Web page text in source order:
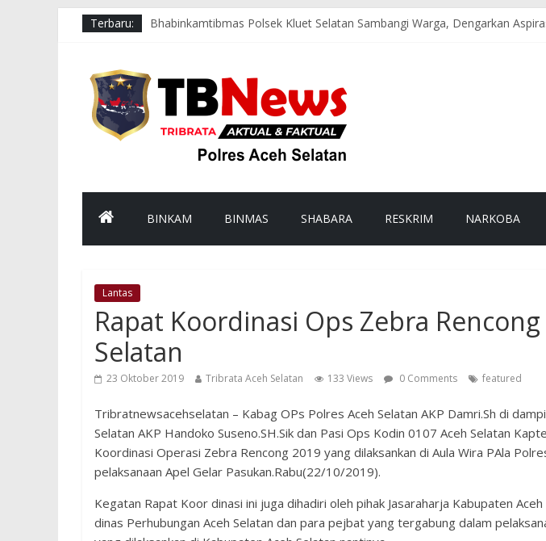
Terbaru:
Bhabinkamtibmas Polsek Kluet Selatan Sambangi Warga, Dengarkan
Respons Cepat Polsek Sawang Bersama TNI, Damkar, dan PLN Evakuasi
Aksi Cepat Polres Aceh Selatan Evakuasi Pohon Tumbang, Jalur Nasional
BINKAM BINMAS SHABARA RESKRIM NARKOBA
Lantas
Rapat Koordinasi Ops Zebra
Selatan
23 Oktober 2019 Tribrata Aceh Selatan 133 Views 0 Comments featured
Tribratnewsacehselatan – Kabag OPs Polres Aceh Selatan AKP Damri.Sh di
Selatan AKP Handoko Suseno.SH.Sik dan Pasi Ops Kodin 0107 Aceh Selatan
Koordinasi Operasi Zebra Rencong 2019 yang dilaksankan di Aula Wira PAla
pelaksanaan Apel Gelar Pasukan.Rabu(22/10/2019).
Kegatan Rapat Koor dinasi ini juga dihadiri oleh pihak Jasaraharja Kabupaten
dinas Perhubungan Aceh Selatan dan para pejbat yang tergabung dalam